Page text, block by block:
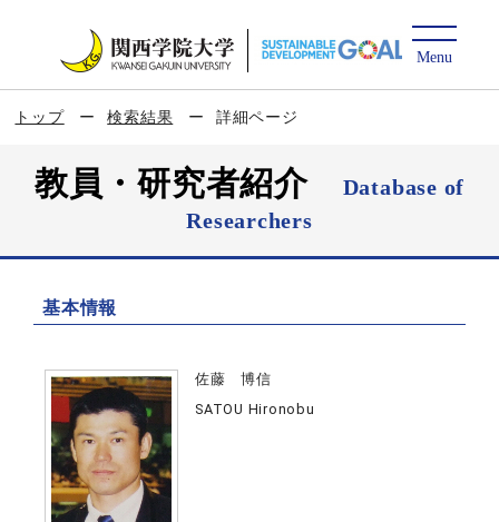
トップ 検索結果 詳細ページ
教員・研究者紹介
Database of
Researchers
基本情報
佐藤 博信
SATOU Hironobu